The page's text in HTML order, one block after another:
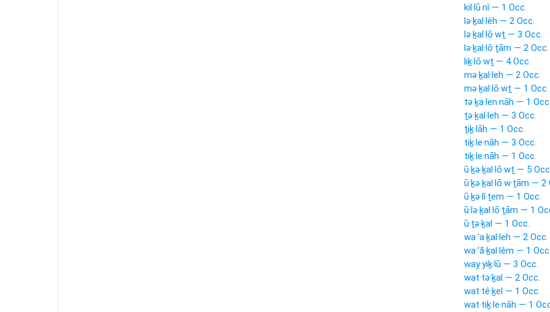
kil·lū·nî — 1 Occ.
lə·ḵal·lêh — 2 Occ.
lə·ḵal·lō·wṯ — 3 Occ.
lə·ḵal·lō·ṯām — 2 Occ.
liḵ·lō·wṯ — 4 Occ.
mə·ḵal·leh — 2 Occ.
mə·ḵal·lō·wṯ — 1 Occ.
tə·ḵa·len·nāh — 1
ṯə·ḵal·leh — 3 Occ.
ṯiḵ·lāh — 1 Occ.
tiḵ·le·nāh — 3 Occ.
tiḵ·le·nāh — 1 Occ.
ū·ḵə·ḵal·lō·wṯ — 5
ū·ḵə·ḵal·lō·w·ṯām — 2
ū·ḵə·lî·ṯem — 1 Occ.
ū·lə·ḵal·lō·ṯām — 1
ū·ṯə·ḵal — 1 Occ.
wa·’a·ḵal·leh — 2 Occ.
wa·’ă·ḵal·lêm — 1
way·yiḵ·lū — 3 Occ.
wat·tə·ḵal — 2 Occ.
wat·tê·ḵel — 1 Occ.
wat·tiḵ·le·nāh — 1